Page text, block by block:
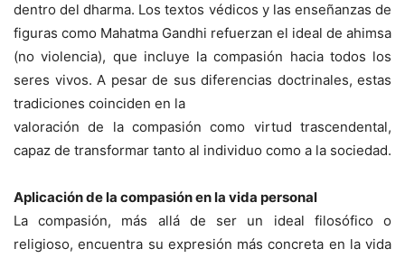
dentro del dharma. Los textos védicos y las enseñanzas de
figuras como Mahatma Gandhi refuerzan el ideal de ahimsa
(no violencia), que incluye la compasión hacia todos los
seres vivos. A pesar de sus diferencias doctrinales, estas
tradiciones coinciden en la
valoración de la compasión como virtud trascendental,
capaz de transformar tanto al individuo como a la sociedad.
Aplicación de la compasión en la vida personal
La compasión, más allá de ser un ideal filosófico o
religioso, encuentra su expresión más concreta en la vida